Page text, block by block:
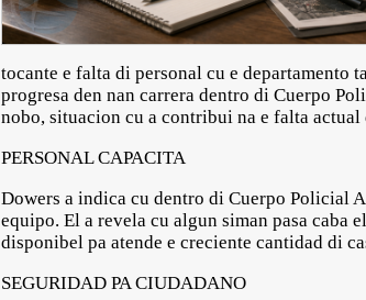
tocante e falta di personal cu e departamento
progresa den nan carrera dentro di Cuerpo
nobo, situacion cu a contribui na e falta actual
PERSONAL CAPACITA
Dowers a indica cu dentro di Cuerpo Policial
equipo. El a revela cu algun siman pasa caba
disponibel pa atende e creciente cantidad di
SEGURIDAD PA CIUDADANO